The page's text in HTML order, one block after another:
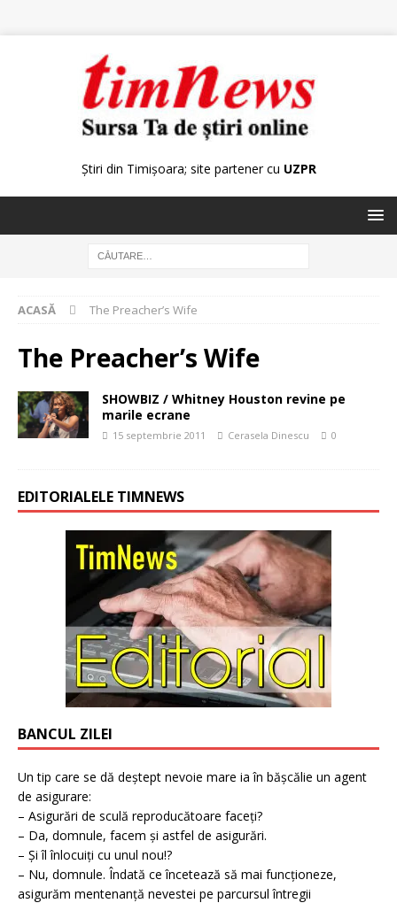
Știri din Timișoara; site partener cu UZPR
ACASĂ The Preacher’s Wife
The Preacher’s Wife
SHOWBIZ / Whitney Houston revine pe
marile ecrane
15 septembrie 2011 Cerasela Dinescu 0
EDITORIALELE TIMNEWS
BANCUL ZILEI
Un tip care se dă deștept nevoie mare ia în bășcălie un agent
de asigurare:
– Asigurări de sculă reproducătoare faceți?
– Da, domnule, facem și astfel de asigurări.
– Și îl înlocuiți cu unul nou!?
– Nu, domnule. Îndată ce încetează să mai funcționeze,
asigurăm mentenanță nevestei pe parcursul întregii